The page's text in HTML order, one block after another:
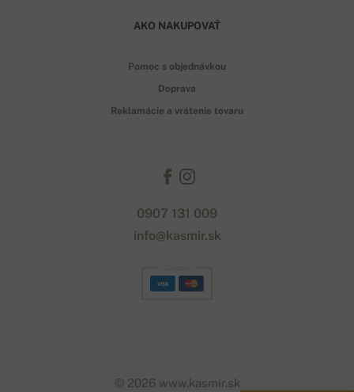
AKO NAKUPOVAŤ
Pomoc s objednávkou
Doprava
Reklamácie a vrátenie tovaru
0907 131 009
info@kasmir.sk
© 2026 www.kasmir.sk